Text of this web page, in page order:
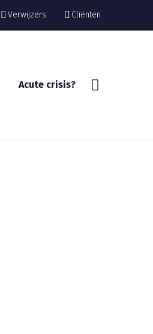
Verwijzers Cliënten
Acute crisis?